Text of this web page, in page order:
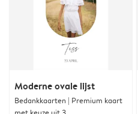
Moderne ovale lijst
Bedankkaarten | Premium kaart